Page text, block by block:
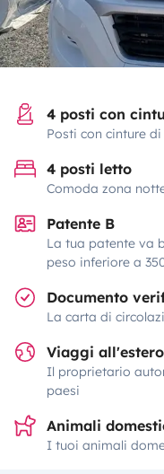
4 posti con
Posti con cinture di
4 posti letto
Comoda zona
Patente B
La tua patente va
peso inferiore a
Documento
La carta di
Viaggi
Il proprietario
paesi
Animali
I tuoi animali